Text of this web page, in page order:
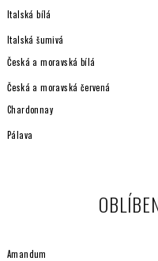
Italská bílá
Italská šumivá
Česká a moravská bílá
Česká a moravská červená
Chardonnay
Pálava
Amandum